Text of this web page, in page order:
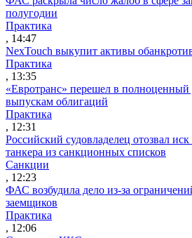
полугодии
Практика
, 14:47
NexTouch выкупит активы
Практика
, 13:35
«Евротранс» перешел в полноценный
выпускам облигаций
Практика
, 12:31
Российский судовладелец отозвал
танкера из санкционных списков
Санкции
, 12:23
ФАС возбудила дело из-за
заемщиков
Практика
, 12:06